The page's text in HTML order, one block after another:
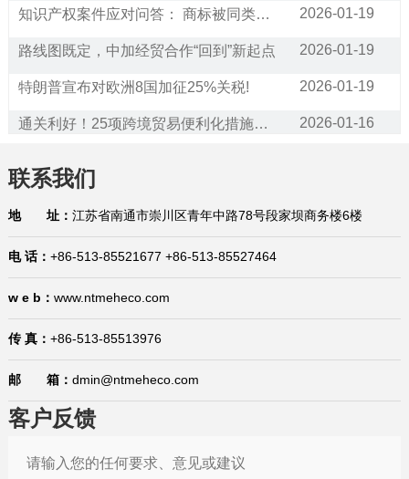
2026-01-19
路线图既定，中加经贸合作“回到”新起点 2026-01-19
特朗普宣布对欧洲8国加征25%关税! 2026-01-19
通关利好！25项跨境贸易便利化措施将在全国推广 2026-01-16
国际贸易合规问答：生产企业在代理出口业务中的权利与义务是什么？在哪里有规定？ 2026-01-15
1月15日，今日国际贸易四大消息已发酵！
中国宣布对美国加税，最高113%！
联系我们
地 址： 江苏省南通市崇川区青年中路78号段家坝商务楼6楼
电 话： +86-513-85521677 +86-513-85527464
w e b： www.ntmeheco.com
传 真： +86-513-85513976
邮 箱： dmin@ntmeheco.com
客户反馈